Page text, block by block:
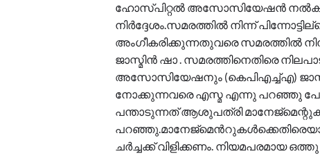
ഹോസ്പിറ്റൽ അസോസിയേഷൻ
നിർദ്ദേശം.സമരത്തിൽ നിന്ന്
അംഗീകരിക്കുന്നതുവരെ സമരത്തിൽ
ജാസ്മിൻ ഷാ . സമരത്തിനെതിരെ
അസോസിയേഷനും (കെപിഎച്ച്എ)
നോക്കുന്നവരെ എസ്മ എന്നു പറഞ്ഞു
പന്താടുന്നത് ആശുപത്രി
ചർച്ചക്ക് വിളിക്കണം. നിയമപരമായ